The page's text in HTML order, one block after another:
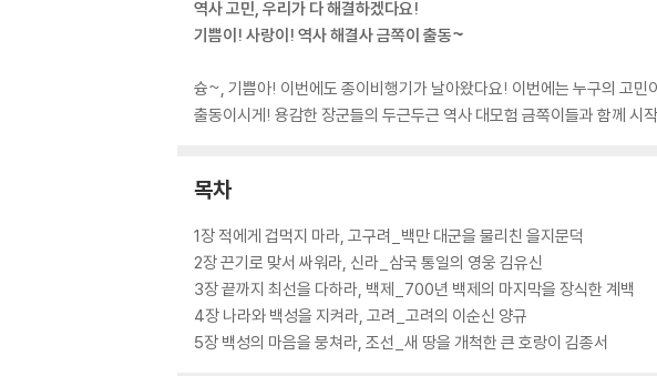
역사 고민, 우리가 다 해결하겠다요!
기쁨이! 사랑이! 역사 해결사 금쪽이 출동~
슝~, 기쁨아! 이번에도 종이비행기가 날아왔다요! 이번에는 누구의 고
출동이시게! 용감한 장군들의 두근두근 역사 대모험 금쪽이들과 함께 시
목차
1장 적에게 겁먹지 마라, 고구려_백만 대군을 물리친 을지문덕
2장 끈기로 맞서 싸워라, 신라_삼국 통일의 영웅 김유신
3장 끝까지 최선을 다하라, 백제_700년 백제의 마지막을 장식한 계백
4장 나라와 백성을 지켜라, 고려_고려의 이순신 양규
5장 백성의 마음을 뭉쳐라, 조선_새 땅을 개척한 큰 호랑이 김종서